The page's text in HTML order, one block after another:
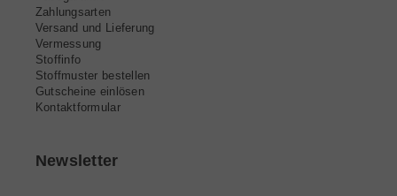
Zahlungsarten
Versand und Lieferung
Vermessung
Stoffinfo
Stoffmuster bestellen
Gutscheine einlösen
Kontaktformular
Newsletter